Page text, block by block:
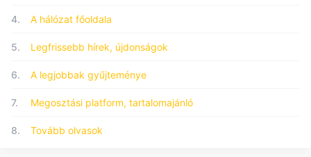
4. A hálózat főoldala
5. Legfrissebb hírek, újdonságok
6. A legjobbak gyűjteménye
7. Megosztási platform, tartalomajánló
8. Tovább olvasok